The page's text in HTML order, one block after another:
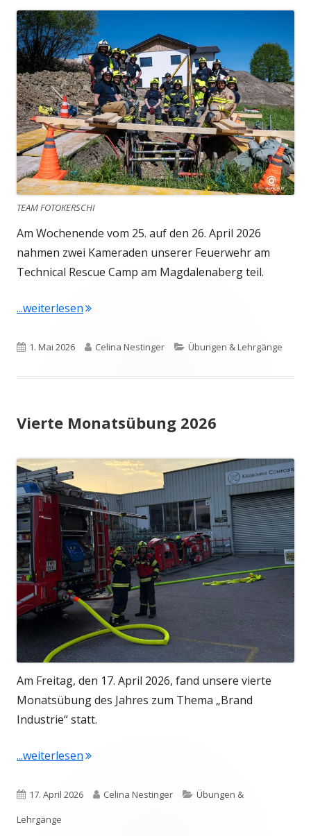
TEAM FOTOKERSCHI
Am Wochenende vom 25. auf den 26. April 2026
nahmen zwei Kameraden unserer Feuerwehr am
Technical Rescue Camp am Magdalenaberg teil.
...weiterlesen"TR Camp am 25. & 26. April 2026"
Veröffentlicht
1. Mai 2026 Autor
Celina Nestinger Kategorien
Übungen & Lehrgänge
Vierte Monatsübung 2026
Am Freitag, den 17. April 2026, fand unsere vierte
Monatsübung des Jahres zum Thema „Brand
Industrie“ statt.
...weiterlesen"Vierte Monatsübung 2026"
Veröffentlicht
am
17. April 2026 Autor
Celina Nestinger Kategorien
Übungen &
Lehrgänge